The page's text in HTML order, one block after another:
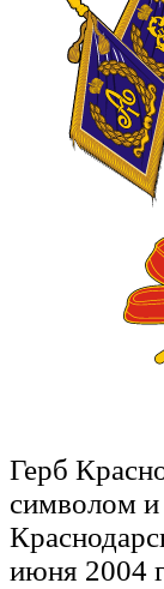
Герб
символом и
июня 2004